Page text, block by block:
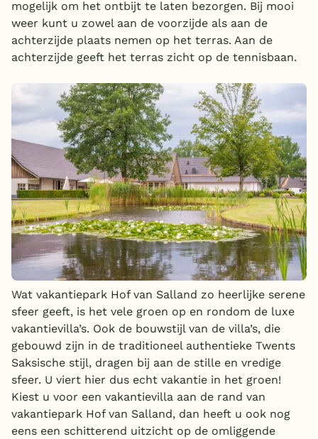
Onze e-boeken
mogelijk om het ontbijt te laten bezorgen. Bij mooi
weer kunt u zowel aan de voorzijde als aan de
achterzijde plaats nemen op het terras. Aan de
achterzijde geeft het terras zicht op de tennisbaan.
Wat vakantiepark Hof van Salland zo heerlijke serene
sfeer geeft, is het vele groen op en rondom de luxe
vakantievilla’s. Ook de bouwstijl van de villa’s, die
gebouwd zijn in de traditioneel authentieke Twents
Saksische stijl, dragen bij aan de stille en vredige
sfeer. U viert hier dus echt vakantie in het groen!
Kiest u voor een vakantievilla aan de rand van
vakantiepark Hof van Salland, dan heeft u ook nog
eens een schitterend uitzicht op de omliggende